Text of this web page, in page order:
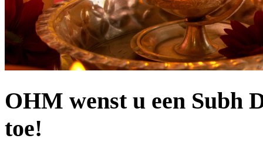
OHM wenst u een Subh
toe!